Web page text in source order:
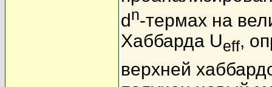
dn-термах на
Хаббарда Ueff,
верхней